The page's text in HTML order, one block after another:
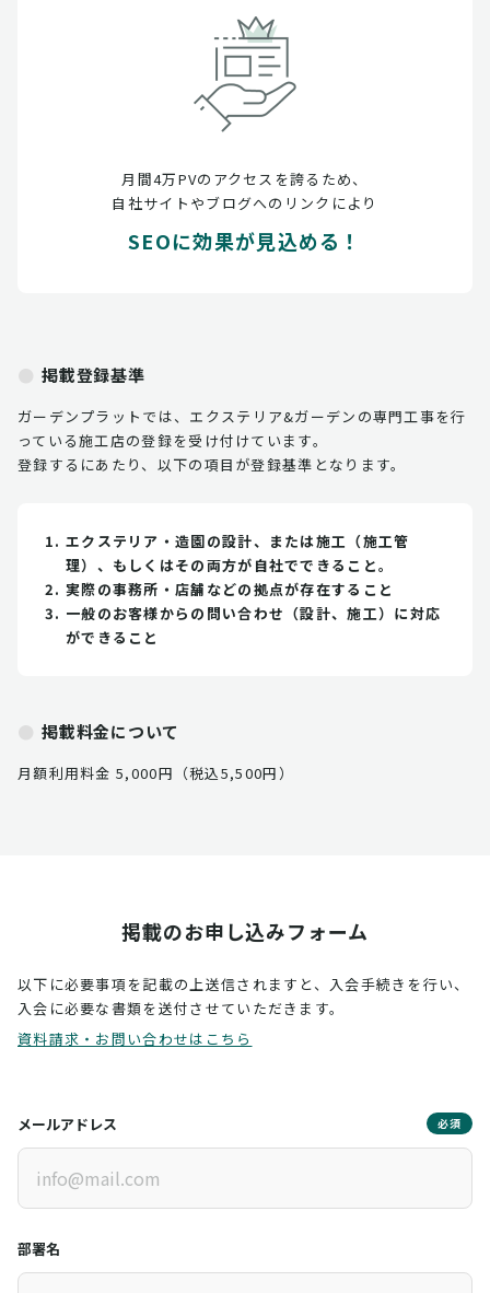
月間4万PVのアクセスを誇るため、
自社サイトやブログへのリンクにより
SEOに効果が見込める！
掲載登録基準
ガーデンプラットでは、エクステリア&ガーデンの専門工事を行
っている施工店の登録を受け付けています。
登録するにあたり、以下の項目が登録基準となります。
エクステリア・造園の設計、または施工（施工管
理）、もしくはその両方が自社でできること。
実際の事務所・店舗などの拠点が存在すること
一般のお客様からの問い合わせ（設計、施工）に対応
ができること
掲載料金について
月額利用料金 5,000円（税込5,500円）
掲載のお申し込みフォーム
以下に必要事項を記載の上送信されますと、入会手続きを行い、
入会に必要な書類を送付させていただきます。
資料請求・お問い合わせはこちら
メールアドレス 必須
部署名